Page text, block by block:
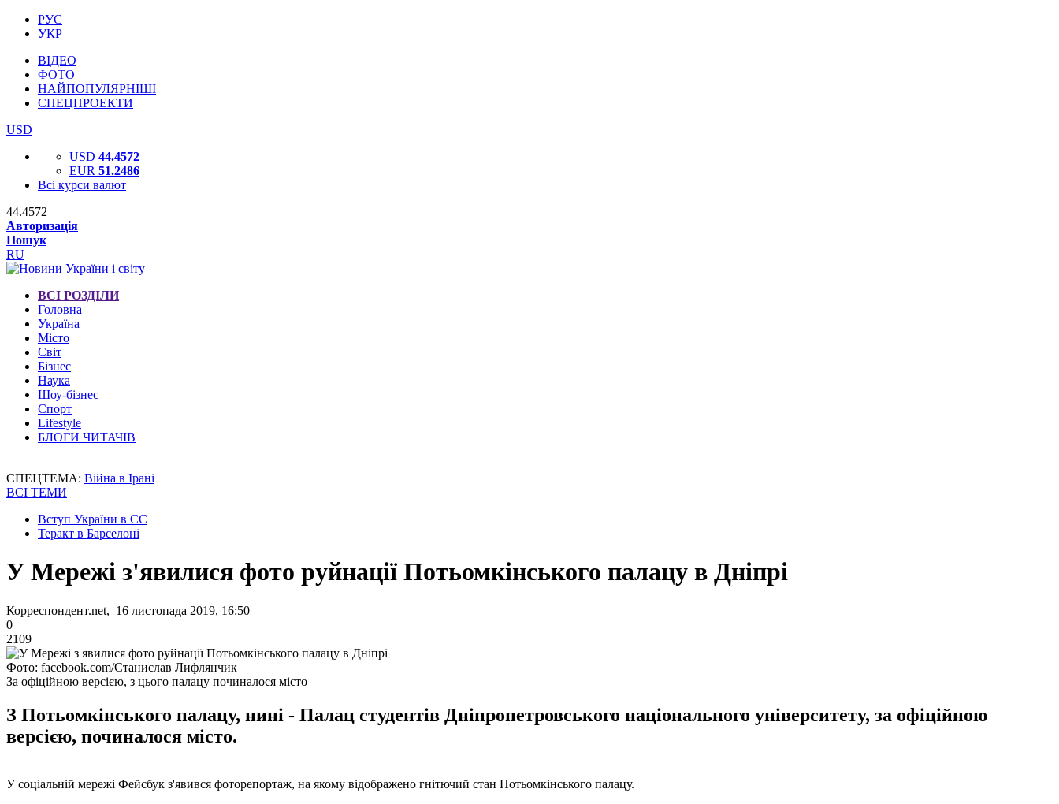
РУС
УКР
ВІДЕО
ФОТО
НАЙПОПУЛЯРНІШІ
СПЕЦПРОЕКТИ
USD
USD 44.4572
EUR 51.2486
Всі курси валют
44.4572
Авторизація
Пошук
RU
ВСІ РОЗДІЛИ
Головна
Україна
Місто
Світ
Бізнес
Наука
Шоу-бізнес
Спорт
Lifestyle
БЛОГИ ЧИТАЧІВ
СПЕЦТЕМА: Війна в Ірані
ВСІ ТЕМИ
Вступ України в ЄС
Теракт в Барселоні
У Мережі з'явилися фото руйнації Потьомкінського палацу в Дніпрі
Корреспондент.net, 16 листопада 2019, 16:50
0
2109
Фото: facebook.com/Станислав Лифлянчик
За офіційною версією, з цього палацу починалося місто
З Потьомкінського палацу, нині - Палац студентів Дніпропетровського національного університету, за офіційною
версією, починалося місто.
У соціальній мережі Фейсбук з'явився фоторепортаж, на якому відображено гнітючий стан Потьомкінського палацу.